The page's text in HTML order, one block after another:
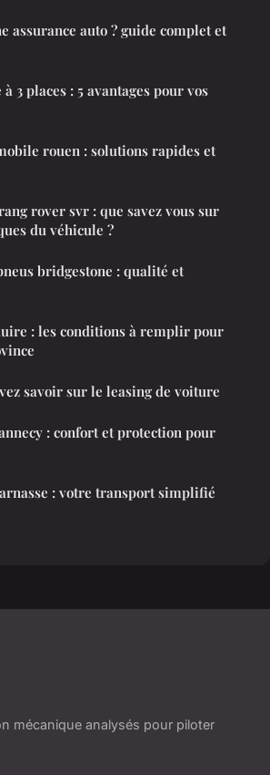
assurance auto ? guide complet et
3 places : 5 avantages pour vos
rouen : solutions rapides et
rover svr : que savez vous sur
du véhicule ?
bridgestone : qualité et
: les conditions à remplir pour
savoir sur le leasing de voiture
: confort et protection pour
: votre transport simplifié
mécanique analysés pour piloter